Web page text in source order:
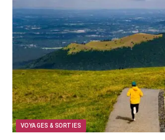
VOYAGES & SORTIES